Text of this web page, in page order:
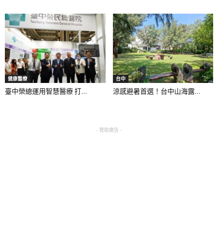
健康醫療
臺中榮總運用智慧醫療 打...
台中
涼感避暑首選！台中山海露...
- 贊助廣告 -